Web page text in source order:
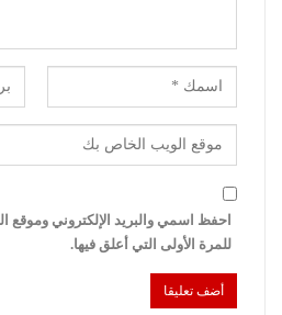
احفظ اسمي والبريد الإلكتروني وموقع
للمرة الأولى التي أعلق فيها.